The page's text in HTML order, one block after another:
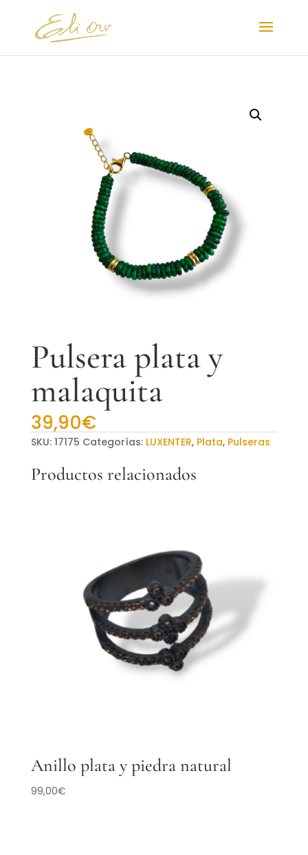
Pulsera plata y
malaquita
39,90€
SKU: 17175 Categorías: LUXENTER, Plata, Pulseras
Productos relacionados
Anillo plata y piedra natural
99,00€